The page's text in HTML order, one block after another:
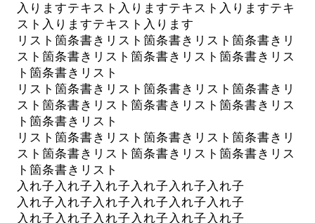
入りますテキスト入りますテキスト入りますテキ
スト入りますテキスト入ります
リスト箇条書きリスト箇条書きリスト箇条書きリ
スト箇条書きリスト箇条書きリスト箇条書きリス
ト箇条書きリスト
リスト箇条書きリスト箇条書きリスト箇条書きリ
スト箇条書きリスト箇条書きリスト箇条書きリス
ト箇条書きリスト
リスト箇条書きリスト箇条書きリスト箇条書きリ
スト箇条書きリスト箇条書きリスト箇条書きリス
ト箇条書きリスト
入れ子入れ子入れ子入れ子入れ子入れ子
入れ子入れ子入れ子入れ子入れ子入れ子
入れ子入れ子入れ子入れ子入れ子入れ子